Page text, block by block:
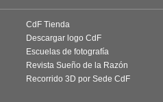
CdF Tienda
Descargar logo CdF
Escuelas de fotografía
Revista Sueño de la Razón
Recorrido 3D por Sede CdF